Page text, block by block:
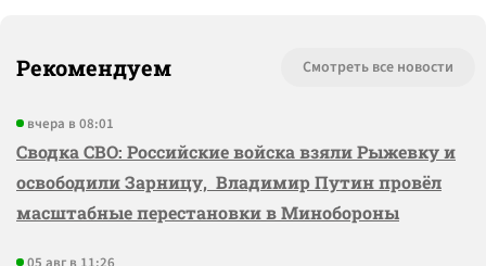
Рекомендуем Смотреть все новости
вчера в 08:01
Сводка СВО: Российские войска взяли Рыжевку и
освободили Зарницу, Владимир Путин провёл
масштабные перестановки в Минобороны